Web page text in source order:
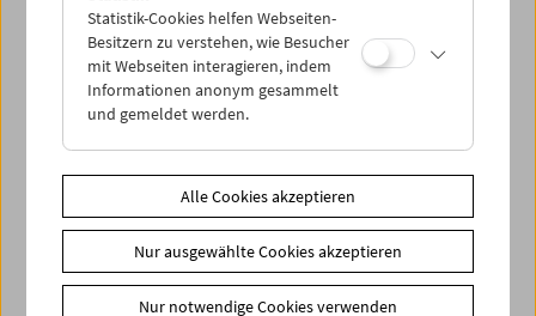
< zurück zur Übersicht
Statistik-Cookies helfen Webseiten-
Besitzern zu verstehen, wie Besucher
mit Webseiten interagieren, indem
Informationen anonym gesammelt
und gemeldet werden.
Alle Cookies akzeptieren
Nur ausgewählte Cookies akzeptieren
Nur notwendige Cookies verwenden